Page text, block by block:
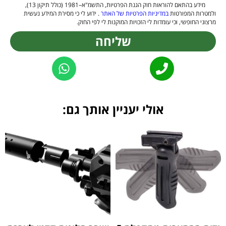
מידע בהתאם להוראות חוק הגנת הפרטיות, התשמ"א–1981 (כולל תיקון 13),
ולמטרות המפורטותבמדיניות הפרטיות של האתר. ידוע לי כי מסירת המידע נעשית
מרצוני החופשי, וכי עומדות לי הזכויות המוקנות לי לפי החוק.
שליחה
אולי יעניין אותך גם: